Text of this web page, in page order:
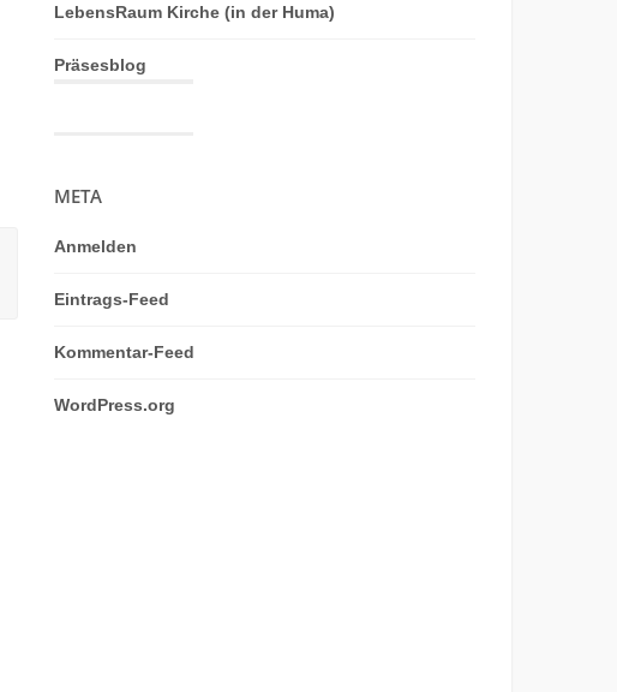
LebensRaum Kirche (in der Huma)
Präsesblog
META
Anmelden
Eintrags-Feed
Kommentar-Feed
WordPress.org